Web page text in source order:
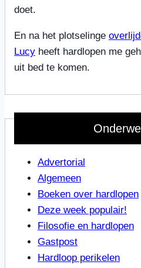
doet.
En na het plotselinge
Lucy heeft hardlopen me
uit bed te komen.
Advertorial
Algemeen
Boeken over hardlopen
Deze week populair!
Filosofie en hardlopen
Gastpost
Hardloop perikelen